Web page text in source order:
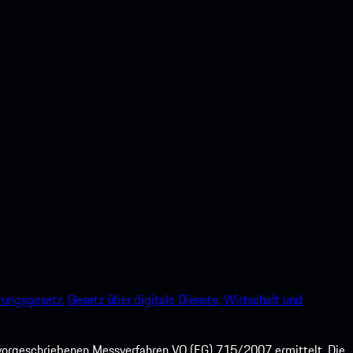
Gesetz über digitale Dienste.Wirtschaft und